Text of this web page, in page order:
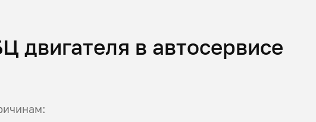
двигателя в автосервисе